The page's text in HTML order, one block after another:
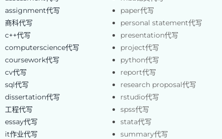
assignment代写
商科代写
c++代写
computerscience代写
coursework代写
cv代写
sql代写
dissertation代写
工程代写
essay代写
it作业代写
paper代写
personal statement代写
presentation代写
project代写
python代写
report代写
research proposal代写
rstudio代写
spss代写
stata代写
summary代写